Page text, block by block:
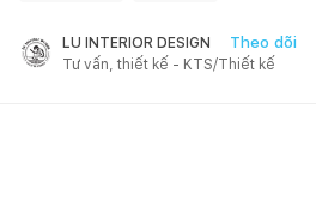
LU INTERIOR DESIGN Theo dõi
Tư vấn, thiết kế - KTS/Thiết kế